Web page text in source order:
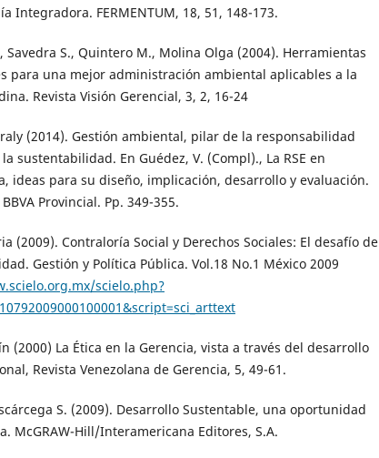
Integradora. FERMENTUM, 18, 51, 148-173.
Savedra S., Quintero M., Molina Olga (2004). Herramientas
para una mejor administración ambiental aplicables a la
Revista Visión Gerencial, 3, 2, 16-24
(2014). Gestión ambiental, pilar de la responsabilidad
sustentabilidad. En Guédez, V. (Compl)., La RSE en
ideas para su diseño, implicación, desarrollo y evaluación.
Provincial. Pp. 349-355.
(2009). Contraloría Social y Derechos Sociales: El desafío de
Gestión y Política Pública. Vol.18 No.1 México 2009
scielo.php?
(2000) La Ética en la Gerencia, vista a través del desarrollo
Revista Venezolana de Gerencia, 5, 49-61.
S. (2009). Desarrollo Sustentable, una oportunidad
McGRAW-Hill/Interamericana Editores, S.A.